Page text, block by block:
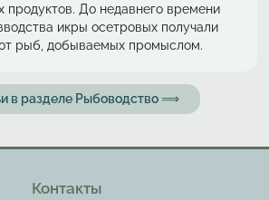
продуктов. До недавнего времени
икры осетровых получали
рыб, добываемых промыслом.
в разделе Рыбоводство ⟹
Контакты